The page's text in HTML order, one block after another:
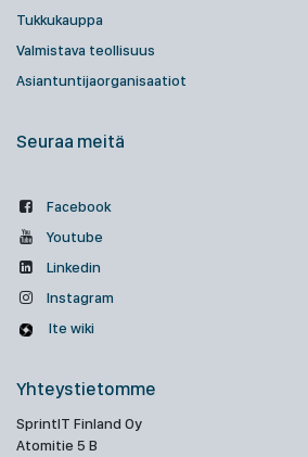
Tukkukauppa
Valmistava teollisuus
Asiantuntijaorganisaatiot
Seuraa meitä
Facebook
Youtube
Linkedin
Instagram
Ite wiki
Yhteystietomme
SprintIT Finland Oy
Atomitie 5 B